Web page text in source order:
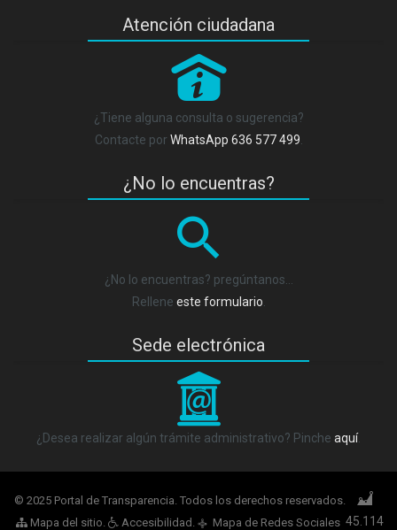
Atención ciudadana
P
¿Tiene alguna consulta o sugerencia?
Contacte por WhatsApp 636 577 499
¿No lo encuentras?
¿No lo encuentras? pregúntanos…
Rellene este formulario
Sede electrónica
_
¿Desea realizar algún trámite administrativo? Pinche aquí.
© 2025 Portal de Transparencia. Todos los derechos reservados.
Mapa del sitio. Accesibilidad . q Mapa de Redes Sociales 45.114